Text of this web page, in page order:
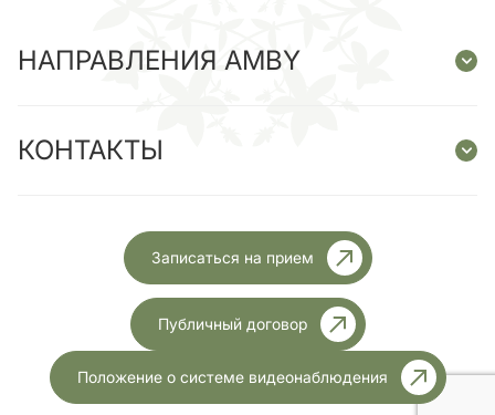
НАПРАВЛЕНИЯ AMBY
КОНТАКТЫ
Записаться на прием
Публичный договор
Положение о системе видеонаблюдения